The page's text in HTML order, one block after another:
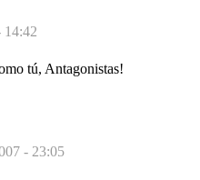
14:42
tú, Antagonistas!
- 23:05